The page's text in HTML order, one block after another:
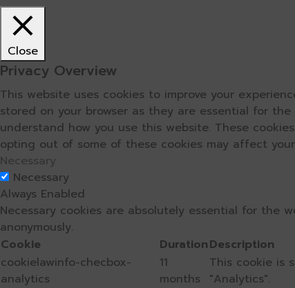
Close
Privacy Overview
This website uses cookies to improve your
stored on your browser as they are essential for
understand how you use this website. These
opting out of some of these cookies may affect
Necessary
Necessary
Always Enabled
Necessary cookies are absolutely essential for the
anonymously.
Cookie
DurationDescription
cookielawinfo-checbox-
analytics
11
months
This cookie is
"Analytics".